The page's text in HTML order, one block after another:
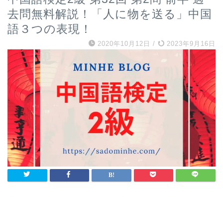
去問無料解説！「人に物を送る」中国
語３つの表現！
2020年10月12日 / 2023年9月16日